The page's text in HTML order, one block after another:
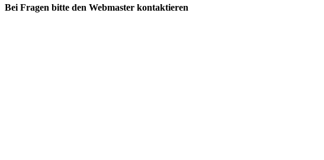
Bei Fragen bitte den Webmaster kontaktieren